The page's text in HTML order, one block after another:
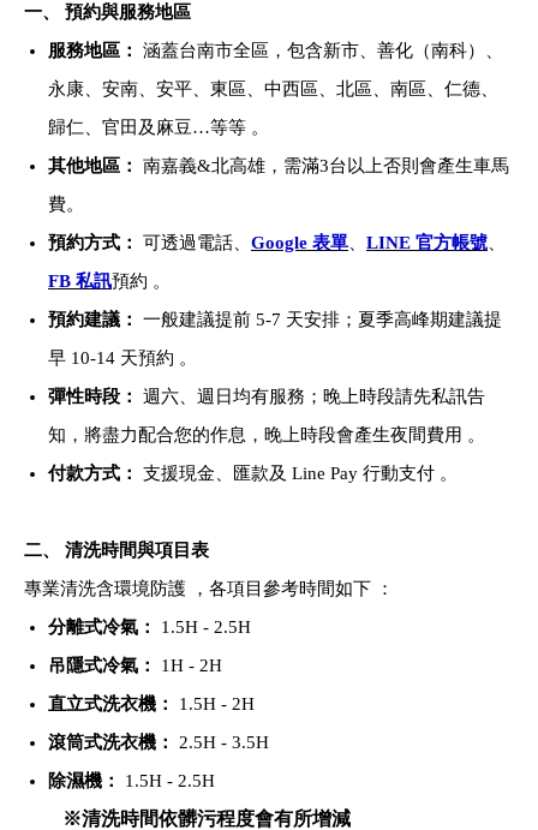
一、 預約與服務地區
服務地區：
涵蓋台南市全區，包含新市、善化（南科）、
永康、安南、安平、東區、中西區、北區、南區、仁德、
歸仁、官田及麻豆…等等 。
其他地區： 南嘉義&北高雄，需滿3台以上否則會產生車馬
費。
預約方式：
可透過電話、 Google 表單 LINE 官方帳號
FB 私訊預約 。
預約建議：
一般建議提前 5-7 天安排；夏季高峰期建議提
早 10-14 天預約 。
彈性時段：
週六、週日均有服務；晚上時段請先私訊告
知，將盡力配合您的作息，晚上時段會產生夜間費用 。
付款方式：
支援現金、匯款及 Line Pay 行動支付 。
二、 清洗時間與項目表
專業清洗含環境防護 ，各項目參考時間如下 ：
分離式冷氣：
1.5H - 2.5H
吊隱式冷氣：
1H - 2H
直立式洗衣機：
1.5H - 2H
滾筒式洗衣機：
2.5H - 3.5H
除濕機：
1.5H - 2.5H
※清洗時間依髒污程度會有所增減